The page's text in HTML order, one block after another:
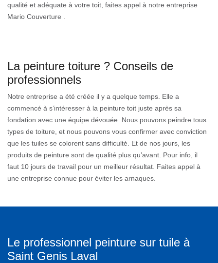
qualité et adéquate à votre toit, faites appel à notre entreprise
Mario Couverture .
La peinture toiture ? Conseils de
professionnels
Notre entreprise a été créée il y a quelque temps. Elle a
commencé à s’intéresser à la peinture toit juste après sa
fondation avec une équipe dévouée. Nous pouvons peindre tous
types de toiture, et nous pouvons vous confirmer avec conviction
que les tuiles se colorent sans difficulté. Et de nos jours, les
produits de peinture sont de qualité plus qu’avant. Pour info, il
faut 10 jours de travail pour un meilleur résultat. Faites appel à
une entreprise connue pour éviter les arnaques.
Le professionnel peinture sur tuile à
Saint Genis Laval